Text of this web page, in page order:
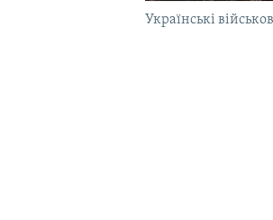
Українські